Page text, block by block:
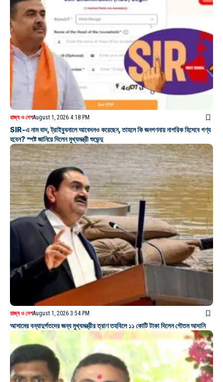
রাজ্য ও দেশAugust 1, 2026 4:18 PM
SIR-এ নাম বাদ, ট্রাইব্যুনালে আবেদনও করেছেন, তাহলে কি জনগণনায় নাগরিক হিসেবে গণ্য
হবেন? স্পষ্ট জানিয়ে দিলেন মুখ্যমন্ত্রী শুভেন্দু
রাজ্য ও দেশAugust 1, 2026 3:54 PM
আসামের বন্যাদুর্গতদের জন্য মুখ্যমন্ত্রীর ত্রাণ তহবিলে ১১ কোটি টাকা দিলেন গৌতম আদানি